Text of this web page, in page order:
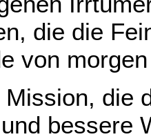
die die
von
die
bessere